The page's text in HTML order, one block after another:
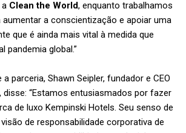
Clean the World, enquanto trabalhamos
a conscientização e apoiar uma
que é ainda mais vital à medida que
pandemia global.”
parceria, Shawn Seipler, fundador e CEO
disse: “Estamos entusiasmados por fazer
de luxo Kempinski Hotels. Seu senso de
de responsabilidade corporativa de